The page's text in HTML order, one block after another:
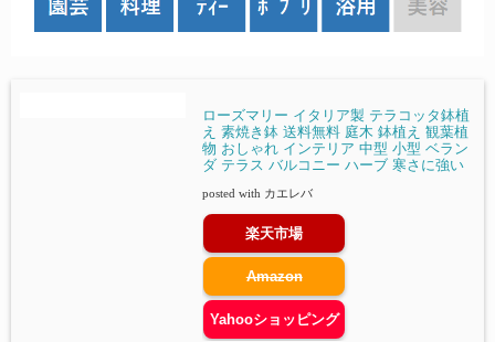
ローズマリー イタリア製 テラコッタ鉢植
え 素焼き鉢 送料無料 庭木 鉢植え 観葉植
物 おしゃれ インテリア 中型 小型 ベラン
ダ テラス バルコニー ハーブ 寒さに強い
posted with カエレバ
楽天市場
Amazon
Yahooショッピング